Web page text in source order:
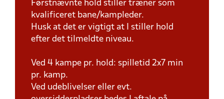
Førstnævnte hold stiller træner som
kvalificeret bane/kampleder.
Husk at det er vigtigt at I stiller hold
efter det tilmeldte niveau.
Ved 4 kampe pr. hold: spilletid 2x7 min
pr. kamp.
Ved udeblivelser eller evt.